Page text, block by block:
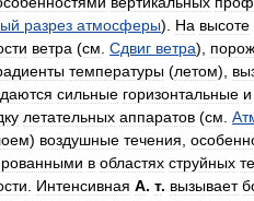
разрез атмосферы). На высоте
ветра (см Сдвиг ветра),
температуры (летом),
сильные горизонтальные и
летательных аппаратов (см
) воздушные течения
в областях струйных
Интенсивная А. т. вызывает